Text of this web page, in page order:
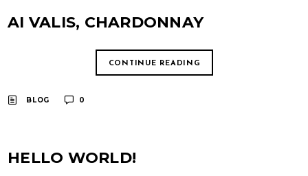
AI VALIS, CHARDONNAY
CONTINUE READING
BLOG 0
HELLO WORLD!